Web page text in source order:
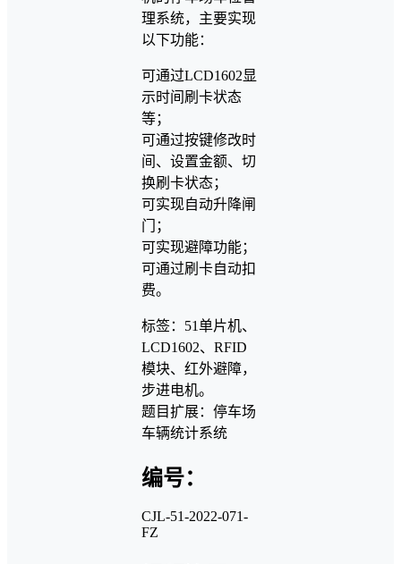
理系统，主要实现
以下功能：
可通过LCD1602显
示时间刷卡状态
等；
可通过按键修改时
间、设置金额、切
换刷卡状态；
可实现自动升降闸
门；
可实现避障功能；
可通过刷卡自动扣
费。
标签：51单片机、
LCD1602、RFID
模块、红外避障，
步进电机。
题目扩展：停车场
车辆统计系统
编号：
CJL-51-2022-071-
FZ